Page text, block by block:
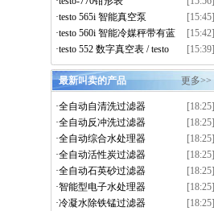
·testo 565i 智能真空泵
[15:45]
·testo 560i 智能冷媒秤带有蓝
牙功能
[15:42]
·testo 552 数字真空表 / testo
552i 智能真空探头
[15:39]
更多>>
最新叫卖的产品
·全自动自清洗过滤器
[18:25]
·全自动反冲洗过滤器
[18:25]
·全自动综合水处理器
[18:25]
·全自动活性炭过滤器
[18:25]
·全自动石英砂过滤器
[18:25]
·智能型电子水处理器
[18:25]
·冷凝水除铁锰过滤器
[18:25]